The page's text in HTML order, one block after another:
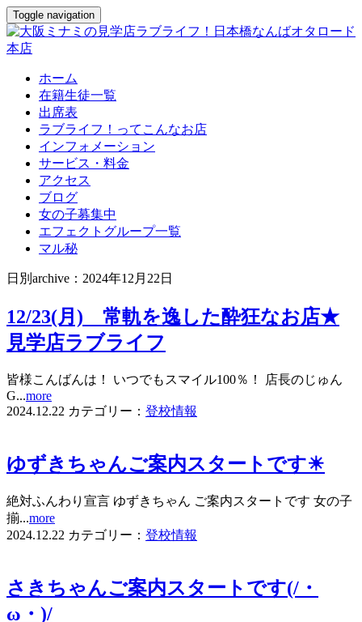
Toggle navigation
ホーム
在籍生徒一覧
出席表
ラブライフ！ってこんなお店
インフォメーション
サービス・料金
アクセス
ブログ
女の子募集中
エフェクトグループ一覧
マル秘
日別archive：2024年12月22日
12/23(月) 常軌を逸した酔狂なお店★
見学店ラブライフ
皆様こんばんは！ いつでもスマイル100％！ 店長のじゅん
G...more
2024.12.22 カテゴリー： 登校情報
ゆずきちゃんご案内スタートです☀
絶対ふんわり宣言 ゆずきちゃん ご案内スタートです 女の子
揃...more
2024.12.22 カテゴリー： 登校情報
さきちゃんご案内スタートです(/・
ω・)/